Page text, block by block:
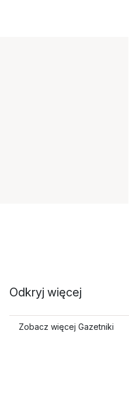
Odkryj więcej
Zobacz więcej Gazetniki